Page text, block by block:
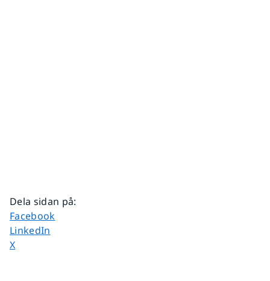
Dela sidan på:
Dela sidan på
Facebook
Dela sidan på
LinkedIn
Dela sidan på
X